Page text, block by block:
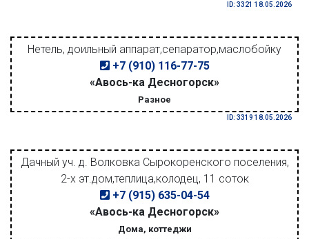
ID: 3321 18.05.2026
Нетель, доильный аппарат,сепаратор,маслобойку
+7 (910) 116-77-75
«Авось-ка Десногорск»
Разное
ID: 3319 18.05.2026
Дачный уч. д. Волковка Сырокоренского поселения,
2-х эт.дом,теплица,колодец, 11 соток
+7 (915) 635-04-54
«Авось-ка Десногорск»
Дома, коттеджи